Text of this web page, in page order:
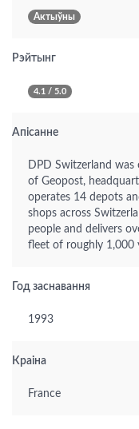
Актыўны
Рэйтынг
4.1 / 5.0
Апісанне
DPD Switzerland was
of Geopost,
operates 14 depots
shops across
people and delivers
fleet of roughly 1,000
Год заснавання
1993
Краіна
France